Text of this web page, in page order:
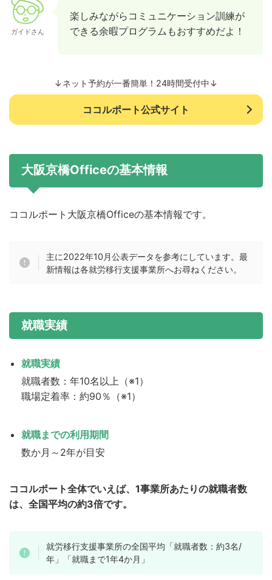
ガイドさん
楽しみながらコミュニケーション訓練が
できる余暇プログラムもおすすめだよ！
↓ネット予約が一番簡単！24時間受付中↓
ココルポート公式サイト
大阪京橋Officeの基本情報
ココルポート大阪京橋Officeの基本情報です。
主に2022年10月公表データを参考にしています。最
新情報は各就労移行支援事業所へお尋ねください。
就職実績
就職実績
就職者数：年10名以上（※1）
職場定着率：約90％（※1）
就職までの利用期間
数か月～2年が目安
ココルポート全体でいえば、1事業所あたりの就職者数
は、全国平均の約3倍です。
就労移行支援事業所の全国平均「就職者数：約3名/
年」「就職まで1年4か月」